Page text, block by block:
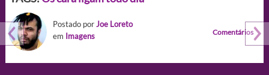
Postado porJoe Loreto
em Imagens Comentários